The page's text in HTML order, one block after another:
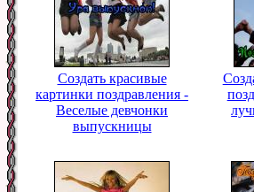
Создать красивые
картинки поздравления -
Веселые девчонки
выпускницы